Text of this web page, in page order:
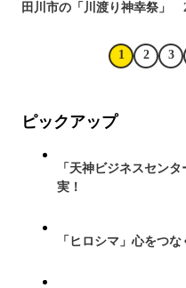
田川市の「川渡り神幸祭」
1 2 3
ピックアップ
「天神ビジネスセン
実！
「ヒロシマ」心をつ